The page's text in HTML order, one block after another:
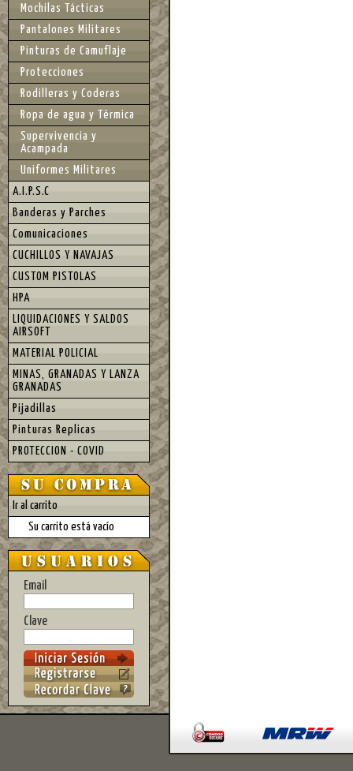
Mochilas Tácticas
Pantalones Militares
Pinturas de Camuflaje
Protecciones
Rodilleras y Coderas
Ropa de agua y Térmica
Supervivencia y
Acampada
Uniformes Militares
A.I.P.S.C
Banderas y Parches
Comunicaciones
CUCHILLOS Y NAVAJAS
CUSTOM PISTOLAS
HPA
LIQUIDACIONES Y SALDOS
AIRSOFT
MATERIAL POLICIAL
MINAS, GRANADAS Y LANZA
GRANADAS
Pijadillas
Pinturas Replicas
PROTECCION - COVID
Ir al carrito
Su carrito está vacío
Email
Clave